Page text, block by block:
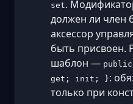
set.
должен ли член
аксессор
быть присвоен.
шаблон —
get; init; }:
только при